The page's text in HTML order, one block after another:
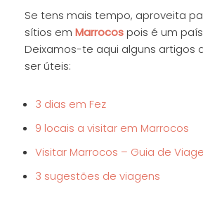
Se tens mais tempo, aproveita
sítios em Marrocospois é um
Deixamos-te aqui alguns artigos
ser úteis:
3 dias em Fez
9 locais a visitar em Marrocos
Visitar Marrocos – Guia de
3 sugestões de viagens